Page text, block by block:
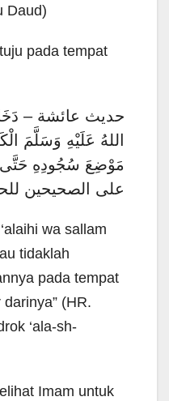
Daud)
pada tempat
حديث عائشة –
اللهُ عَلَيْهِ وَسَلَّمَ
مَوْضِعَ سُجُودِهِ حَتَّى
على الصحيحين
wa sallam
tidaklah
pada tempat
(HR.
‘ala-sh-
Imam untuk